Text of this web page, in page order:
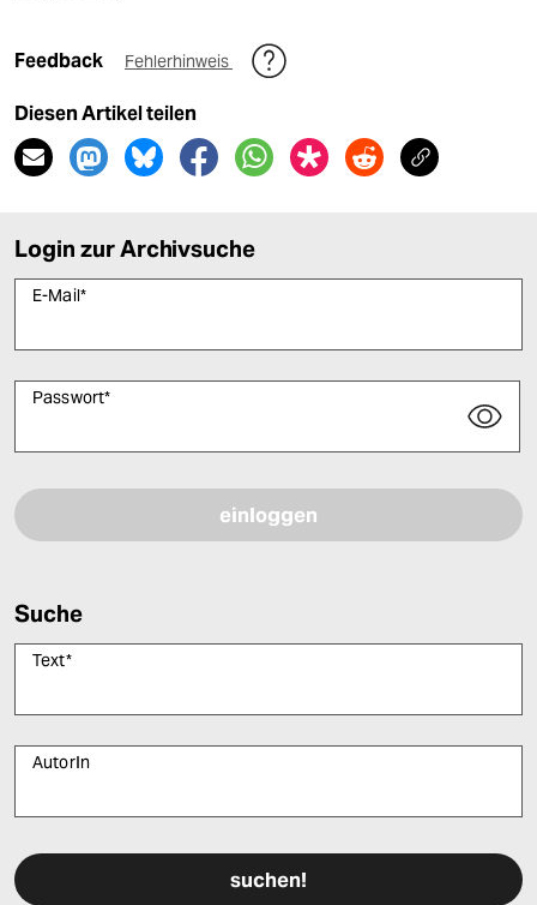
Feedback Fehlerhinweis
Diesen Artikel teilen
Login zur Archivsuche
E-Mail*
Passwort*
Suche
Text*
AutorIn